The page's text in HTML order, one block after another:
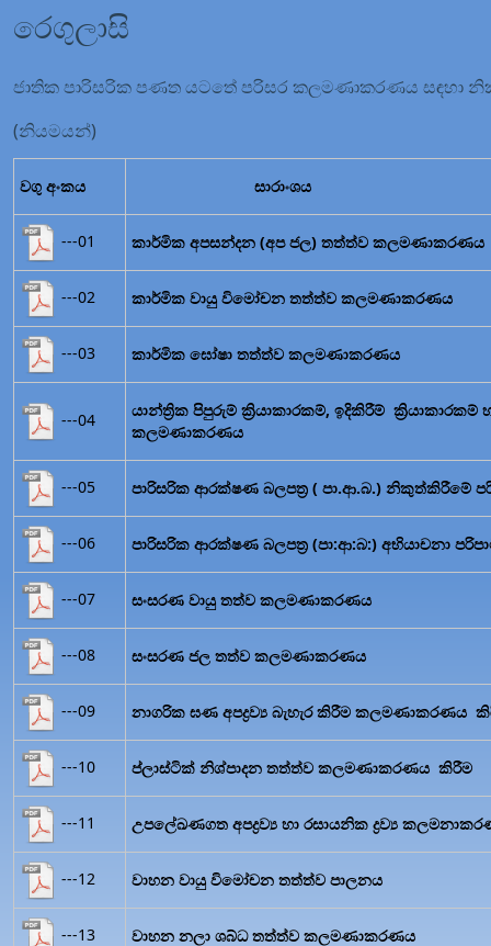
රෙගුලාසි
ජාතික පාරිසරික පණත යටතේ පරිසර කලමණාකරණය සඳහා
(නියමයන්)
වගු අංකය සාරාංශය
---01 කාර්මික අපසන්දන (අප ජල) තත්ත්ව කලමණාකරණය
---02 කාර්මික වායු විමෝචන තත්ත්ව කලමණාකරණය
---03 කාර්මික ඝෝෂා තත්ත්ව කලමණාකරණය
---04
යාන්ත්‍රික පිපුරුම් ක්‍රියාකාරකම්, ඉදිකිරීම්
කලමණාකරණය
---05 පාරිසරික ආරක්ෂණ බලපත්‍ර ( පා.ආ.බ.) නිකුත්කිරීමේ
---06 පාරිසරික ආරක්ෂණ බලපත්‍ර (පා:ආ:බ:) අභියාචනා
---07 සංසරණ වායු තත්ව කලමණාකරණය
---08 සංසරණ ජල තත්ව කලමණාකරණය
---09 නාගරික ඝණ අපද්‍රව්‍ය බැහැර කිරීම කලමණාකරණය
---10 ප්ලාස්ටික් නිශ්පාදන තත්ත්ව කලමණාකරණය කිරීම
---11 උපලේඛණගත අපද්‍රව්‍ය හා රසායනික ද්‍රව්‍ය
---12 වාහන වායු විමෝචන තත්ත්ව පාලනය
---13 වාහන නලා ශබ්ධ තත්ත්ව කලමණාකරණය